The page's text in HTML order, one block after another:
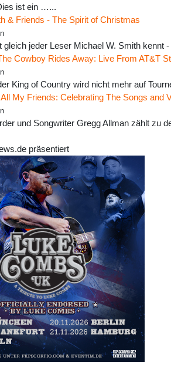
ist ein …...
& Friends - The Spirit of Christmas
gleich jeder Leser Michael W. Smith
Cowboy Rides Away: Live From AT&T
King of Country wird nicht mehr auf
My Friends: Celebrating The Songs and
und Songwriter Gregg Allman zählt zu
präsentiert